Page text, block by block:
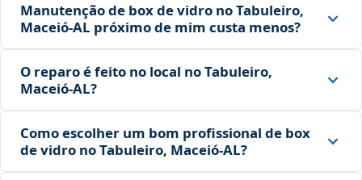
Manutenção de box de vidro no Tabuleiro,
Maceió‑AL próximo de mim custa menos?
O reparo é feito no local no Tabuleiro,
Maceió‑AL?
Como escolher um bom profissional de box
de vidro no Tabuleiro, Maceió‑AL?